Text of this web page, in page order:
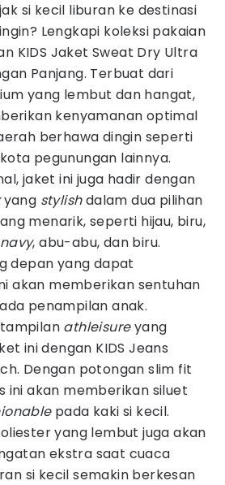
si kecil liburan ke destinasi
Lengkapi koleksi pakaian
KIDS Jaket Sweat Dry Ultra
Panjang. Terbuat dari
yang lembut dan hangat,
kenyamanan optimal
berhawa dingin seperti
pegunungan lainnya.
jaket ini juga hadir dengan
yang stylishdalam dua pilihan
menarik, seperti hijau, biru,
navy, abu-abu, dan biru.
depan yang dapat
akan memberikan sentuhan
penampilan anak.
athleisureyang
ini dengan KIDS Jeans
Dengan potongan slim fit
ini akan memberikan siluet
pada kaki si kecil.
yang lembut juga akan
ekstra saat cuaca
si kecil semakin berkesan